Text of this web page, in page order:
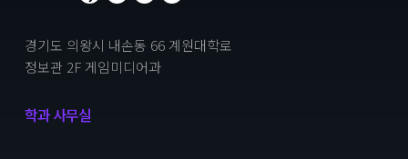
경기도 의왕시 내손동 66 계원대학로
정보관 2F 게임미디어과
학과 사무실